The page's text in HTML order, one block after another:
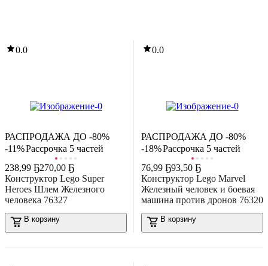
,19 Ҕ16,56 Ҕ
Полесье Классик Армия-3.1 / 83067 (99эл)
В корзину
0.0
0.0
-11%Рассрочка 5 частей
РАСПРОДАЖА ДО -80%
238,99 Ҕ270,00 Ҕ
Конструктор Lego Super
Heroes Шлем Железного
человека 76327
В корзину
0.0
-18%Рассрочка 5 частей
РАСПРОДАЖА ДО -80%
76,99 Ҕ93,50 Ҕ
Конструктор Lego Marvel
Железный человек и боевая
машина против дронов 76320
В корзину